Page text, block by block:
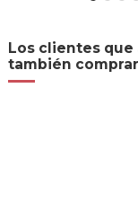
Los clientes
también